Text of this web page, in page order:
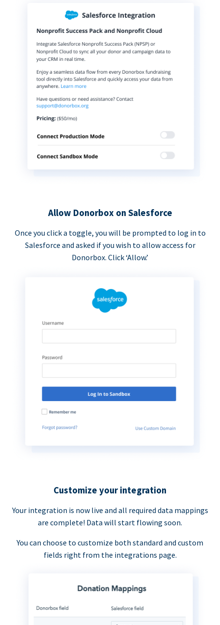
Allow Donorbox on Salesforce
Once you click a toggle, you will be prompted to log in to
Salesforce and asked if you wish to allow access for
Donorbox. Click ‘Allow.’
Customize your integration
Your integration is now live and all required data mappings
are complete! Data will start flowing soon.
You can choose to customize both standard and custom
fields right from the integrations page.